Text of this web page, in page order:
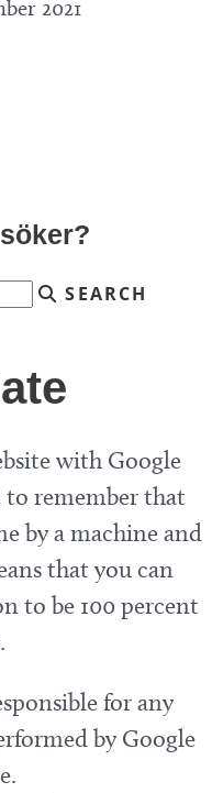
2021
SEARCH
with Google
remember that
by a machine and
that you can
to be 100 percent
for any
by Google